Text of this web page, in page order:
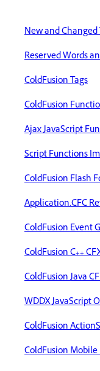
New and Changed
Reserved Words
ColdFusion Tags
ColdFusion
Ajax JavaScript
Script Functions
ColdFusion Flash
Application.CFC
ColdFusion Event
ColdFusion C++
ColdFusion Java
WDDX JavaScript
ColdFusion
ColdFusion